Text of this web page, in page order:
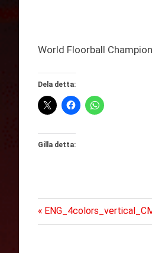
World Floorball
Dela detta:
Gilla detta:
Föregående
inlägg: